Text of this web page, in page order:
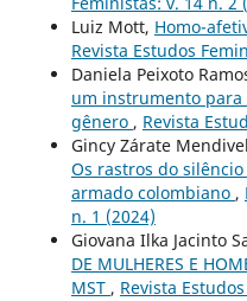
Luiz Mott, Homo-
Revista Estudos
Daniela Peixoto
um instrumento
gênero , Revista
Gincy Zárate
Os rastros do
armado colombiano ,
n. 1 (2024)
Giovana Ilka Jacinto
DE MULHERES E
MST , Revista